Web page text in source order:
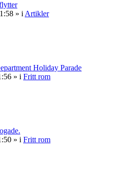
» iArtikler
Holiday Parade
» i Fritt rom
» i Fritt rom